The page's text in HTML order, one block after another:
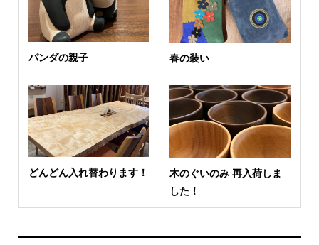
パンダの親子 春の装い
どんどん入れ替わります！
木のぐいのみ 再入荷しま
した！